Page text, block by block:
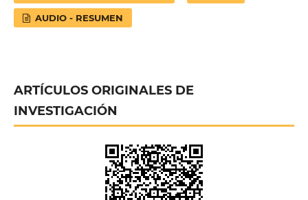
AUDIO - RESUMEN
ARTÍCULOS ORIGINALES DE
INVESTIGACIÓN